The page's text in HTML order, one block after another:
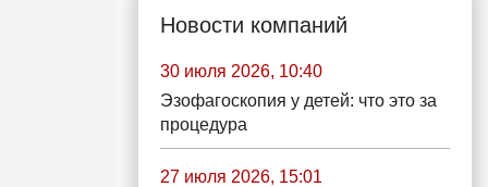
Новости компаний
30 июля 2026, 10:40
Эзофагоскопия у детей: что это за
процедура
27 июля 2026, 15:01